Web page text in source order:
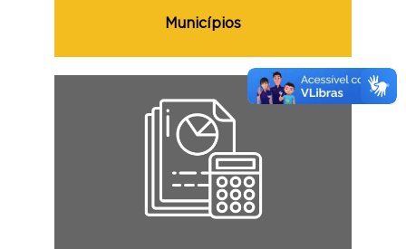
Municípios
Consulte o PPA, a LDO, a LOA, o Balanço
Geral do Estado, o RGF, o RREO, o RS
Contábil e demais informações.